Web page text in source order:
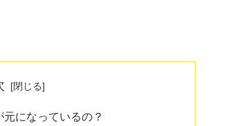
になっているの？